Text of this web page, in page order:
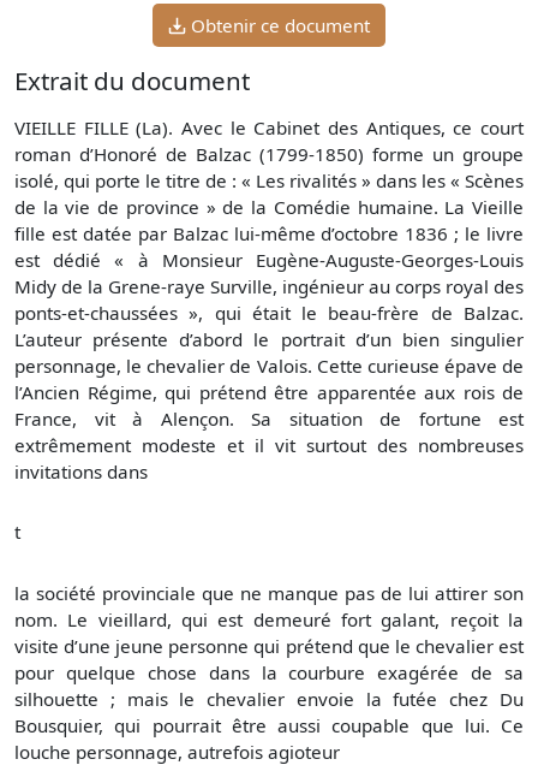
Obtenir ce document
Extrait du document
VIEILLE FILLE (La). Avec le Cabinet des Antiques, ce court
roman d’Honoré de Balzac (1799-1850) forme un groupe
isolé, qui porte le titre de : « Les rivalités » dans les « Scènes
de la vie de province » de la Comédie humaine. La Vieille
fille est datée par Balzac lui-même d’octobre 1836 ; le livre
est dédié « à Monsieur Eugène-Auguste-Georges-Louis
Midy de la Grene-raye Surville, ingénieur au corps royal des
ponts-et-chaussées », qui était le beau-frère de Balzac.
L’auteur présente d’abord le portrait d’un bien singulier
personnage, le chevalier de Valois. Cette curieuse épave de
l’Ancien Régime, qui prétend être apparentée aux rois de
France, vit à Alençon. Sa situation de fortune est
extrêmement modeste et il vit surtout des nombreuses
invitations dans
t
la société provinciale que ne manque pas de lui attirer son
nom. Le vieillard, qui est demeuré fort galant, reçoit la
visite d’une jeune personne qui prétend que le chevalier est
pour quelque chose dans la courbure exagérée de sa
silhouette ; mais le chevalier envoie la futée chez Du
Bousquier, qui pourrait être aussi coupable que lui. Ce
louche personnage, autrefois agioteur